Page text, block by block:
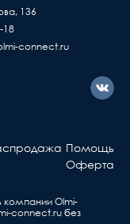
136
18
connect.ru
Помощь
Оферта
компании Olmi-
connect.ru без